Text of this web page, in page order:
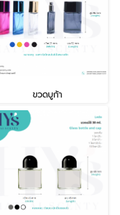
ขวดบูก้า